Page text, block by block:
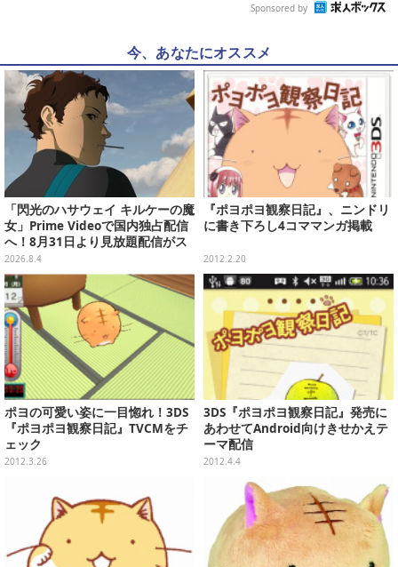
Sponsored by
今、あなたにオススメ
「閃光のハサウェイ キルケーの魔
女」Prime Videoで国内独占配信
へ！8月31日より見放題配信がス
タート
2026.8.4
『ポヨポヨ観察日記』、ニンドリ
に書き下ろし4コママンガ掲載
2012.2.20
ポヨの可愛い姿に一目惚れ！3DS
『ポヨポヨ観察日記』TVCMをチ
ェック
2012.3.26
3DS『ポヨポヨ観察日記』発売に
あわせてAndroid向けきせかえテ
ーマ配信
2012.4.4